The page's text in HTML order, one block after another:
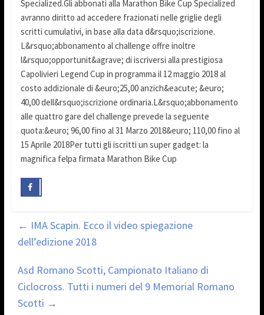
Specialized.Gli abbonati alla Marathon Bike Cup Specialized
avranno diritto ad accedere frazionati nelle griglie degli
scritti cumulativi, in base alla data d&rsquo;iscrizione.
L&rsquo;abbonamento al challenge offre inoltre
l&rsquo;opportunit&agrave; di iscriversi alla prestigiosa
Capolivieri Legend Cup in programma il 12 maggio 2018 al
costo addizionale di &euro;25,00 anzich&eacute; &euro;
40,00 dell&rsquo;iscrizione ordinaria.L&rsquo;abbonamento
alle quattro gare del challenge prevede la seguente
quota:&euro; 96,00 fino al 31 Marzo 2018&euro; 110,00 fino al
15 Aprile 2018Per tutti gli iscritti un super gadget: la
magnifica felpa firmata Marathon Bike Cup
← IMA Scapin. Ecco il video spiegazione
dell’edizione 2018
Asd Romano Scotti, Campionato Italiano di
Ciclocross. Tutti i numeri del 9 Memorial Romano
Scotti →